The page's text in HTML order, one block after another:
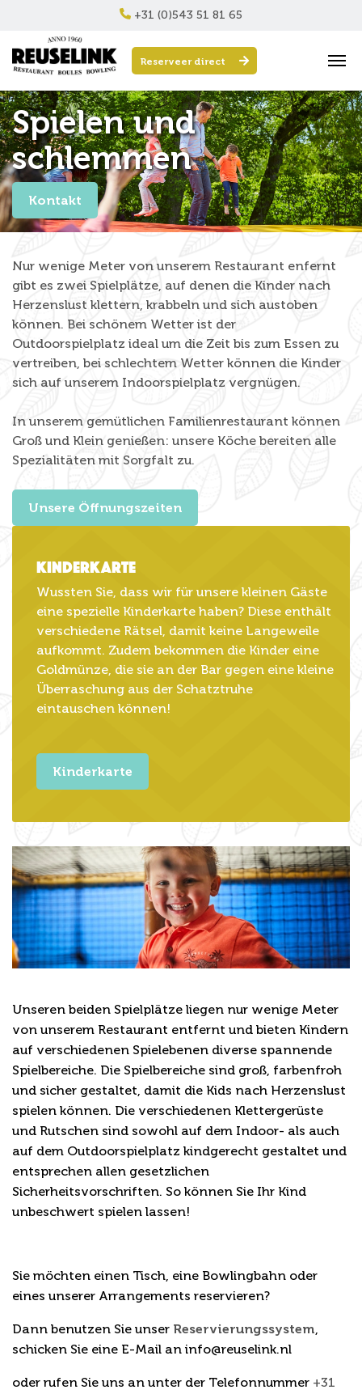
+31 (0)543 51 81 65
Reserveer direct
Spielen und
schlemmen
Kontakt
Nur wenige Meter von unserem Restaurant enfernt
gibt es zwei Spielplätze, auf denen die Kinder nach
Herzenslust klettern, krabbeln und sich austoben
können. Bei schönem Wetter ist der
Outdoorspielplatz ideal um die Zeit bis zum Essen zu
vertreiben, bei schlechtem Wetter können die Kinder
sich auf unserem Indoorspielplatz vergnügen.
In unserem gemütlichen Familienrestaurant können
Groß und Klein genießen: unsere Köche bereiten alle
Spezialitäten mit Sorgfalt zu.
Unsere Öffnungszeiten
Kinderkarte
Wussten Sie, dass wir für unsere kleinen Gäste
eine spezielle Kinderkarte haben? Diese enthält
verschiedene Rätsel, damit keine Langeweile
aufkommt. Zudem bekommen die Kinder eine
Goldmünze, die sie an der Bar gegen eine kleine
Überraschung aus der Schatztruhe
eintauschen können!
Kinderkarte
Unseren beiden Spielplätze liegen nur wenige Meter
von unserem Restaurant entfernt und bieten Kindern
auf verschiedenen Spielebenen diverse spannende
Spielbereiche. Die Spielbereiche sind groß, farbenfroh
und sicher gestaltet, damit die Kids nach Herzenslust
spielen können. Die verschiedenen Klettergerüste
und Rutschen sind sowohl auf dem Indoor- als auch
auf dem Outdoorspielplatz kindgerecht gestaltet und
entsprechen allen gesetzlichen
Sicherheitsvorschriften. So können Sie Ihr Kind
unbeschwert spielen lassen!
Sie möchten einen Tisch, eine Bowlingbahn oder
eines unserer Arrangements reservieren?
Dann benutzen Sie unser Reservierungssystem,
schicken Sie eine E-Mail an info@reuselink.nl
oder rufen Sie uns an unter der Telefonnummer +31